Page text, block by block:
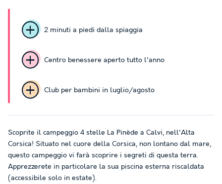
2 minuti a piedi dalla spiaggia
Centro benessere aperto tutto l'anno
Club per bambini in luglio/agosto
Scoprite il campeggio 4 stelle La Pinède a Calvi, nell'Alta
Corsica! Situato nel cuore della Corsica, non lontano dal mare,
questo campeggio vi farà scoprire i segreti di questa terra.
Apprezzerete in particolare la sua piscina esterna riscaldata
(accessibile solo in estate).